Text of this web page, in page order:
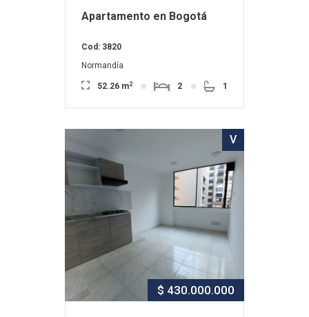
Apartamento en Bogotá
Cod: 3820
Normandía
52.26 m2 2 1
V
$ 430.000.000